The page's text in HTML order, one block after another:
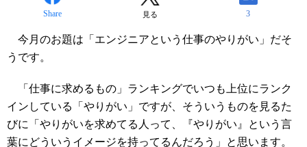
Share 見る 3
今月のお題は「エンジニアという仕事のやりがい」だそ
うです。
「仕事に求めるもの」ランキングでいつも上位にランク
インしている「やりがい」ですが、そういうものを見るた
びに「やりがいを求めてる人って、『やりがい』という言
葉にどういうイメージを持ってるんだろう」と思います。